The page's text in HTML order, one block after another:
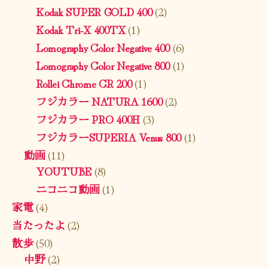
Kodak SUPER GOLD 400(2)
Kodak Tri-X 400TX(1)
Lomography Color Negative 400(6)
Lomography Color Negative 800(1)
Rollei Chrome CR 200(1)
フジカラー NATURA 1600(2)
フジカラー PRO 400H(3)
フジカラーSUPERIA Venus 800(1)
動画(11)
YOUTUBE(8)
ニコニコ動画(1)
家電(4)
当たったよ(2)
散歩(50)
中野(2)